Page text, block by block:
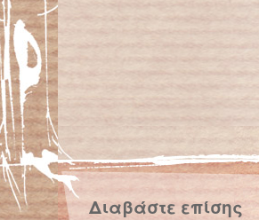
Διαβάστε επίσης